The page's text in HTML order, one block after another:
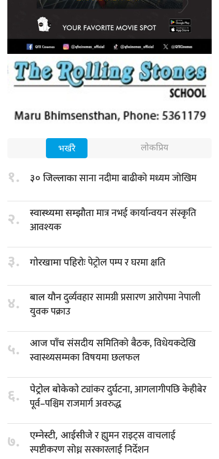
भर्खरै लोकप्रिय
१. ३० जिल्लाकासाना नदीमा बाढीको मध्यम जोखिम
२. स्वास्थ्यमा सम्झौतामात्र नभई कार्यान्वयन संस्कृति
आवश्यक
३. गोरखामा पहिरोःपेट्रोल पम्प र घरमा क्षति
४. बाल यौनदुर्व्यवहार सामग्री प्रसारण आरोपमा नेपाली
युवक पक्राउ
५. आज पाँचसंसदीय समितिको बैठक, विधेयकदेखि
स्वास्थ्यसम्मका विषयमा छलफल
६. पेट्रोल बोकेकोट्यांकर दुर्घटना, आगलागीपछि केहीबेर
पूर्व–पश्चिम राजमार्ग अवरुद्ध
७. एम्नेस्टी, आईसीजेर ह्युमन राइट्स वाचलाई
स्पष्टीकरण सोध्न सरकारलाई निर्देशन